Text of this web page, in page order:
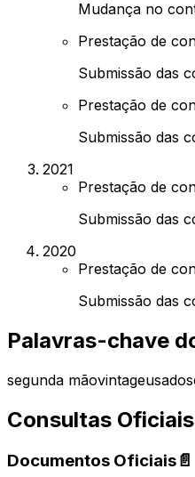
Mudança no
Prestação de
Submissão das
Prestação de
Submissão das
2021
Prestação de
Submissão das
2020
Prestação de
Submissão das
Palavras-chave
segunda mãovintageusados
Consultas Oficiais
Documentos Oficiais📄